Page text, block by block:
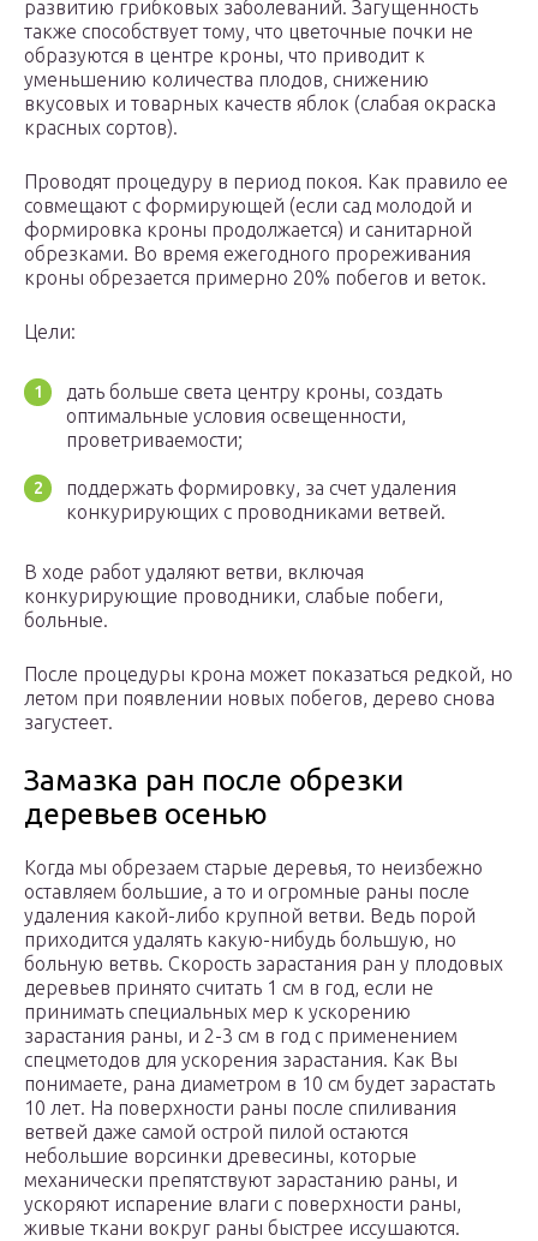
развитию грибковых заболеваний. Загущенность
также способствует тому, что цветочные почки не
образуются в центре кроны, что приводит к
уменьшению количества плодов, снижению
вкусовых и товарных качеств яблок (слабая окраска
красных сортов).
Проводят процедуру в период покоя. Как правило ее
совмещают с формирующей (если сад молодой и
формировка кроны продолжается) и санитарной
обрезками. Во время ежегодного прореживания
кроны обрезается примерно 20% побегов и веток.
Цели:
дать больше света центру кроны, создать
оптимальные условия освещенности,
проветриваемости;
поддержать формировку, за счет удаления
конкурирующих с проводниками ветвей.
В ходе работ удаляют ветви, включая
конкурирующие проводники, слабые побеги,
больные.
После процедуры крона может показаться редкой, но
летом при появлении новых побегов, дерево снова
загустеет.
Замазка ран после обрезки
деревьев осенью
Когда мы обрезаем старые деревья, то неизбежно
оставляем большие, а то и огромные раны после
удаления какой-либо крупной ветви. Ведь порой
приходится удалять какую-нибудь большую, но
больную ветвь. Скорость зарастания ран у плодовых
деревьев принято считать 1 см в год, если не
принимать специальных мер к ускорению
зарастания раны, и 2-3 см в год с применением
спецметодов для ускорения зарастания. Как Вы
понимаете, рана диаметром в 10 см будет зарастать
10 лет. На поверхности раны после спиливания
ветвей даже самой острой пилой остаются
небольшие ворсинки древесины, которые
механически препятствуют зарастанию раны, и
ускоряют испарение влаги с поверхности раны,
живые ткани вокруг раны быстрее иссушаются.